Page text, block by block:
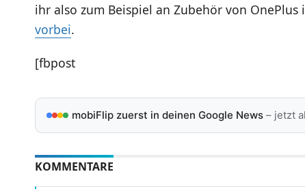
ihr also zum Beispiel an Zubehör von OnePlus
vorbei.
[fbpost
mobiFlip zuerst in deinen Google News– jetzt
KOMMENTARE